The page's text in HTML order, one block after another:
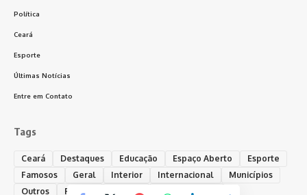
Política
Ceará
Esporte
Últimas Notícias
Entre em Contato
Tags
Ceará Destaques Educação Espaço Aberto
Esporte
Famosos
Geral Interior Internacional
Municípios
Outros
Policial Política Ponto Político